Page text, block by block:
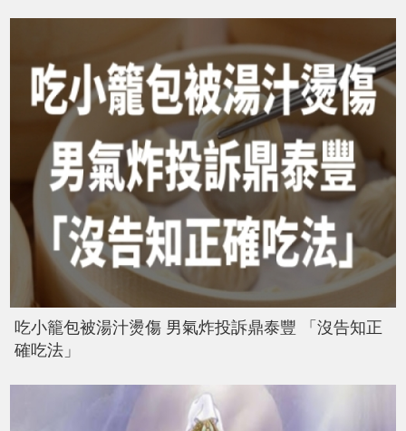
吃小籠包被湯汁燙傷 男氣炸投訴鼎泰豐 「沒告知正
確吃法」